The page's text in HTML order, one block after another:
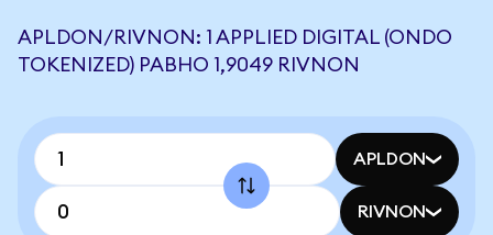
APLDON/RIVNON: 1 APPLIED DIGITAL (ONDO
TOKENIZED) РАВНО 1,9049 RIVNON
APLDON
RIVNON